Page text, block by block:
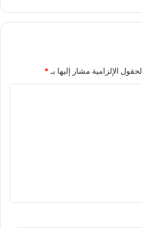
الحقول الإلزامية مشار إليها بـ *